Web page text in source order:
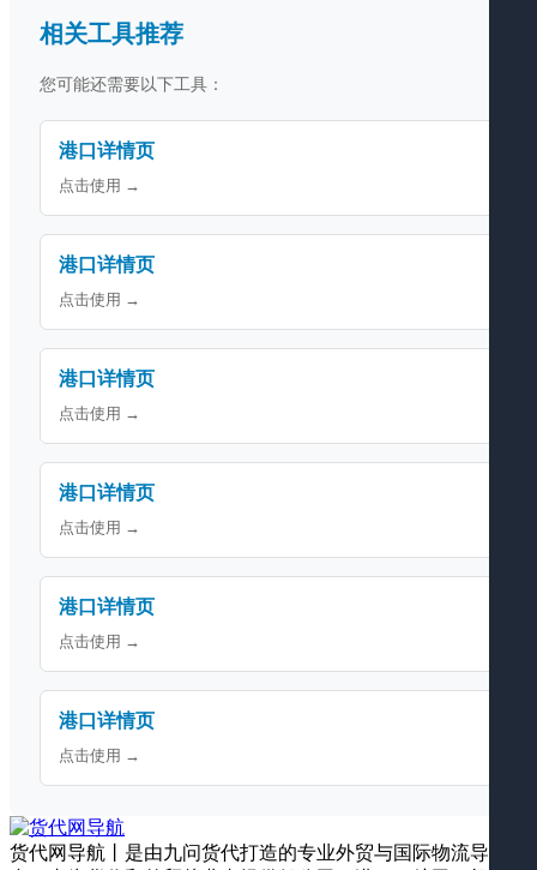
相关工具推荐
您可能还需要以下工具：
港口详情页
点击使用 →
港口详情页
点击使用 →
港口详情页
点击使用 →
港口详情页
点击使用 →
港口详情页
点击使用 →
港口详情页
点击使用 →
货代网导航丨是由九问货代打造的专业外贸与国际物流导航平